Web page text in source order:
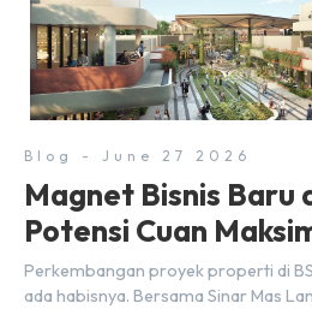
langsung di lingkungan sekitar yang
menenangkan. Sebagai kawasan
City terus bertransformasi menjadi
yang sangat mendukung […]
Blog - June 27 2026
Magnet Bisnis Baru
Potensi Cuan
Selangkah dari
Perkembangan proyek properti di
ada habisnya. Bersama Sinar Mas